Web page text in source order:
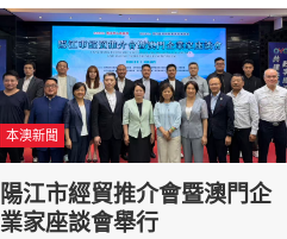
本澳新聞
陽江市經貿推介會暨澳門企
業家座談會舉行